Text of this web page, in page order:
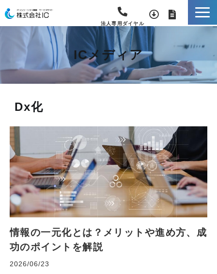
法人専用ダイヤル
ICメディア
Dx化
情報の一元化とは？メリットや進め方、成
功のポイントを解説
2026/06/23